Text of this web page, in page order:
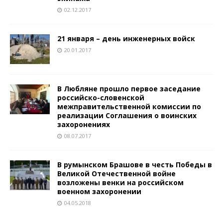
02.12.2017
21 января – день инженерных войск
20.01.2017
В Любляне прошло первое заседание
российско-словенской
межправительственной комиссии по
реализации Соглашения о воинских
захоронениях
08.07.2017
В румынском Брашове в честь Победы в
Великой Отечественной войне
возложены венки на российском
военном захоронении
04.05.2018